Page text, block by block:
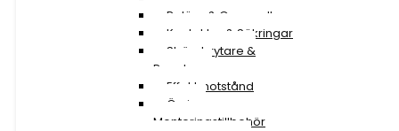
Reläer & Omvandlare
Kontakter & Säkringar
Strömbrytare &
Paneler
Effektmotstånd
Övriga
Monteringstillbehör